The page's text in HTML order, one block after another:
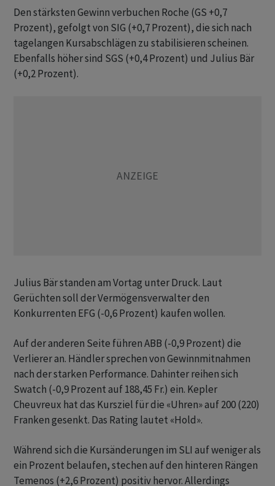
Den stärksten Gewinn verbuchen Roche (GS +0,7
Prozent), gefolgt von SIG (+0,7 Prozent), die sich nach
tagelangen Kursabschlägen zu stabilisieren scheinen.
Ebenfalls höher sind SGS (+0,4 Prozent) und Julius Bär
(+0,2 Prozent).
Julius Bär standen am Vortag unter Druck. Laut
Gerüchten soll der Vermögensverwalter den
Konkurrenten EFG (-0,6 Prozent) kaufen wollen.
Auf der anderen Seite führen ABB (-0,9 Prozent) die
Verlierer an. Händler sprechen von Gewinnmitnahmen
nach der starken Performance. Dahinter reihen sich
Swatch (-0,9 Prozent auf 188,45 Fr.) ein. Kepler
Cheuvreux hat das Kursziel für die «Uhren» auf 200 (220)
Franken gesenkt. Das Rating lautet «Hold».
Während sich die Kursänderungen im SLI auf weniger als
ein Prozent belaufen, stechen auf den hinteren Rängen
Temenos (+2,6 Prozent) positiv hervor. Allerdings